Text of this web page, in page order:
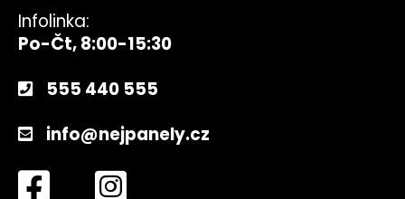
Infolinka:
Po-Čt, 8:00-15:30
555 440 555
info@nejpanely.cz